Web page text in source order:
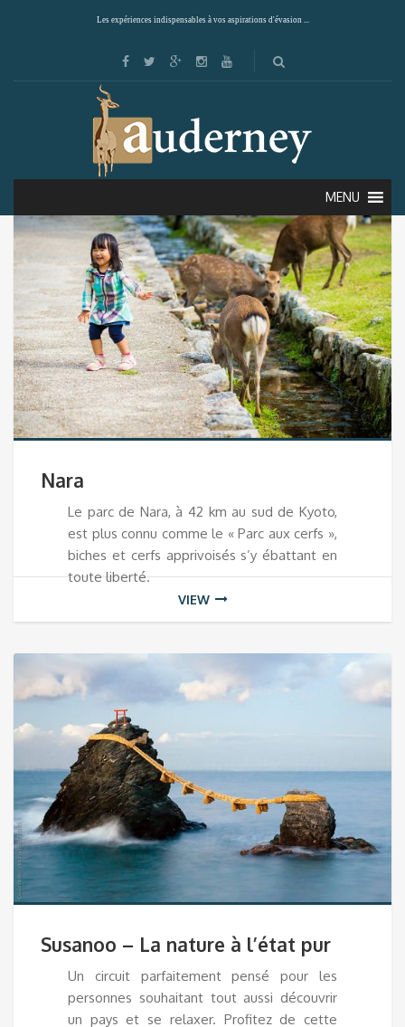
Les expériences indispensables à vos aspirations d'évasion ...
MENU
Showing all 2 results
Default sorting
Nara
Le parc de Nara, à 42 km au sud de Kyoto,
est plus connu comme le « Parc aux cerfs »,
biches et cerfs apprivoisés s’y ébattant en
toute liberté.
VIEW
Susanoo – La nature à l’état pur
Un circuit parfaitement pensé pour les
personnes souhaitant tout aussi découvrir
un pays et se relaxer. Profitez de cette